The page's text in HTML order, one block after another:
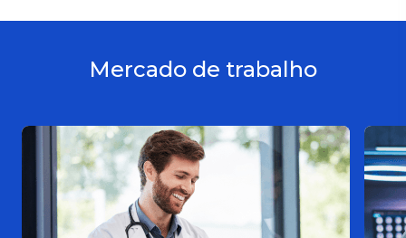
Mercado de trabalho